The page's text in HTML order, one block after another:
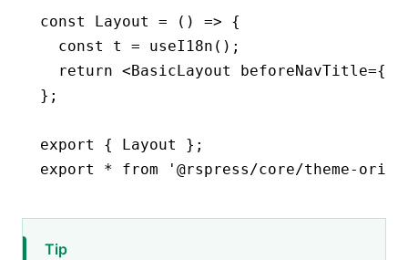
const Layout = () => {
  const
t = useI18n ();
  return
<BasicLayout beforeNavTitle={<
};
export
{ Layout };
export
* from '@rspress/core/theme-
Tip